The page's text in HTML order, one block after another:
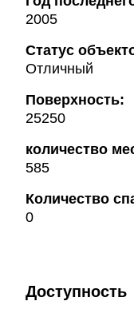
2005
Статус
Отличный
Поверхность:
25250
количество
585
Количество
0
Доступность